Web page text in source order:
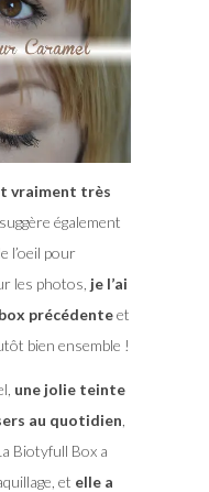
vraiment très
également
l’oeil pour
les photos, je l’ai
précédenteet
bien ensemble !
une jolie teinte
au quotidien
Biotyfull Box a
et elle a